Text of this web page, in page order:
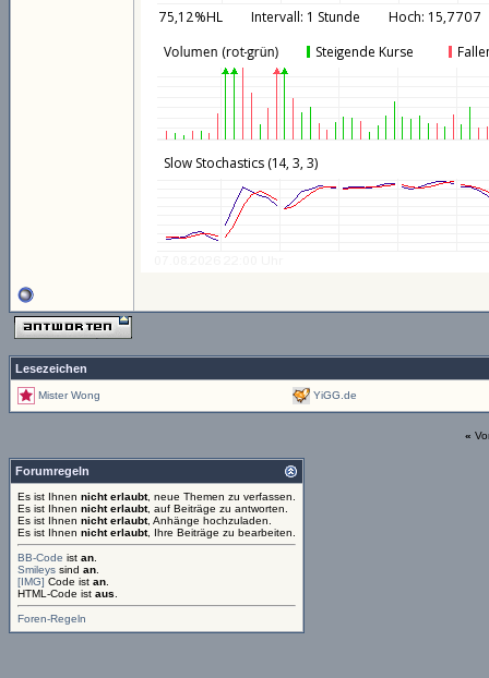
Lesezeichen
Mister Wong YiGG.de
«
Forumregeln
Es ist Ihnen nicht erlaubt, neue Themen zu verfassen.
Es ist Ihnen nicht erlaubt, auf Beiträge zu antworten.
Es ist Ihnen nicht erlaubt, Anhänge hochzuladen.
Es ist Ihnen nicht erlaubt, Ihre Beiträge zu bearbeiten.
BB-Code ist an
Smileys sind an
[IMG] Code ist an
HTML-Code ist aus
Foren-Regeln